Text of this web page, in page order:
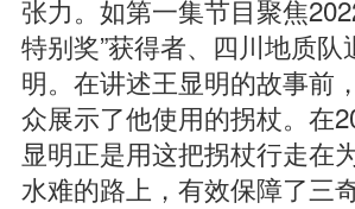
张力。如第一集节目聚焦
特别奖”获得者、四川地质队
明。在讲述王显明的故事前
众展示了他使用的拐杖。在
显明正是用这把拐杖行走在
水难的路上，有效保障了三